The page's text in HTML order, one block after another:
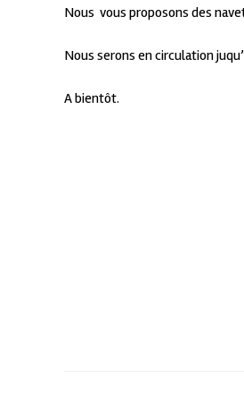
Nous vous proposons des
Nous serons en circulation
A bientôt.